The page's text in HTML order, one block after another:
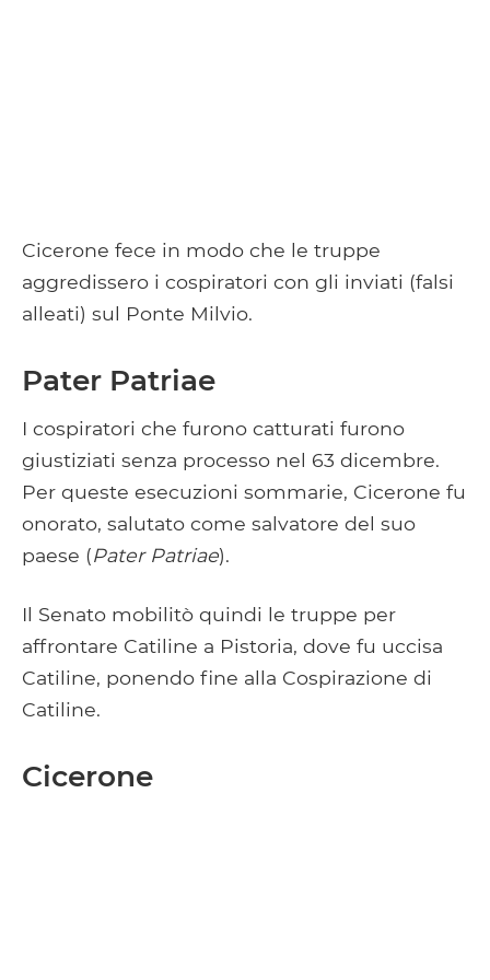
Cicerone fece in modo che le truppe
aggredissero i cospiratori con gli inviati (falsi
alleati) sul Ponte Milvio.
Pater Patriae
I cospiratori che furono catturati furono
giustiziati senza processo nel 63 dicembre.
Per queste esecuzioni sommarie, Cicerone fu
onorato, salutato come salvatore del suo
paese (Pater Patriae).
Il Senato mobilitò quindi le truppe per
affrontare Catiline a Pistoria, dove fu uccisa
Catiline, ponendo fine alla Cospirazione di
Catiline.
Cicerone